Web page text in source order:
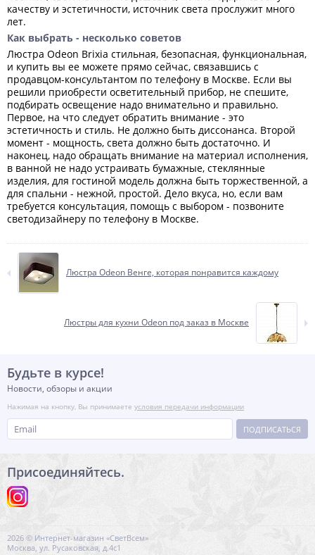
качеству и эстетичности, источник света прослужит много
лет.
Как выбрать - несколько советов
Люстра Odeon Brixia стильная, безопасная, функциональная,
и купить вы ее можете прямо сейчас, связавшись с
продавцом-консультантом по телефону в Москве. Если вы
решили приобрести осветительный прибор, не спешите,
подбирать освещение надо внимательно и правильно.
Первое, на что следует обратить внимание - это
эстетичность и стиль. Не должно быть диссонанса. Второй
момент - мощность, света должно быть достаточно. И
наконец, надо обращать внимание на материал исполнения,
в ванной не надо устраивать бумажные, стеклянные
изделия, для гостиной модель должна быть торжественной, а
для спальни - нежной, простой. Дело вкуса, но, если вам
требуется консультация, помощь с выбором - позвоните
светодизайнеру по телефону в Москве.
Люстра Odeon Венге, которая понравится каждому
Люстры для кухни Odeon под заказ в Москве
Будьте в курсе!
Новости, обзоры и акции
Нажимая на кнопку, Вы принимаете условия передачи информации
ПОДПИСАТЬСЯ
Присоединяйтесь.
2026 © Интернет-магазин «СветВсем»
Москва, ул. Русаковская, д.4с1